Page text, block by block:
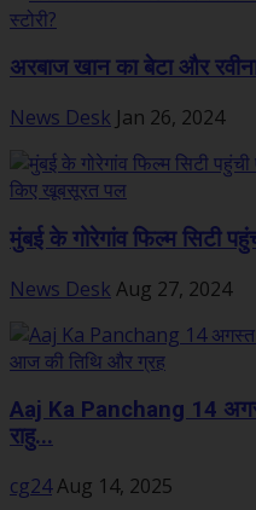
अरबाज खान का बेटा और
News Desk Jan 26, 2024
मुंबई के गोरेगांव फिल्म सिटी
News Desk Aug 27, 2024
Aaj Ka Panchang 14
राहु...
cg24Aug 14, 2025